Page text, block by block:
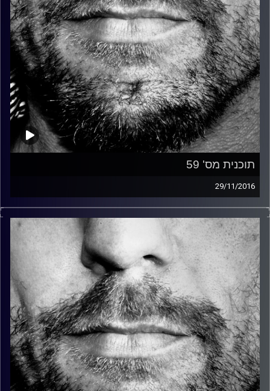
תוכנית מס' 59
29/11/2016
זיפים, מוזיקה מחוספסת של הופעות חיות. הרבה ג'אם, רוק,
בלוז, bluegrass, ג'אז, Fאנק, פרוגרסיב ואפילו אלקטרוניקה.
כל מה שחי, אמיתי ונושם.
עם שמוליק רגב.
קרדיט תמונות: David Goehring